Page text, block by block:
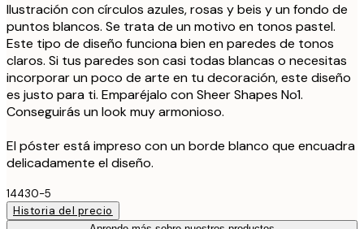
Ilustración con círculos azules, rosas y beis y un fondo de
puntos blancos. Se trata de un motivo en tonos pastel.
Este tipo de diseño funciona bien en paredes de tonos
claros. Si tus paredes son casi todas blancas o necesitas
incorporar un poco de arte en tu decoración, este diseño
es justo para ti. Emparéjalo con Sheer Shapes No1.
Conseguirás un look muy armonioso.
El póster está impreso con un borde blanco que encuadra
delicadamente el diseño.
14430-5
Historia del precio